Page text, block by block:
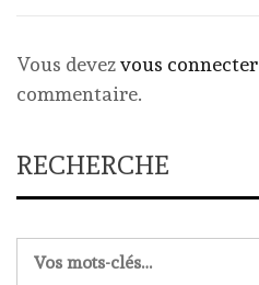
Vous devezvous connecter
commentaire.
RECHERCHE